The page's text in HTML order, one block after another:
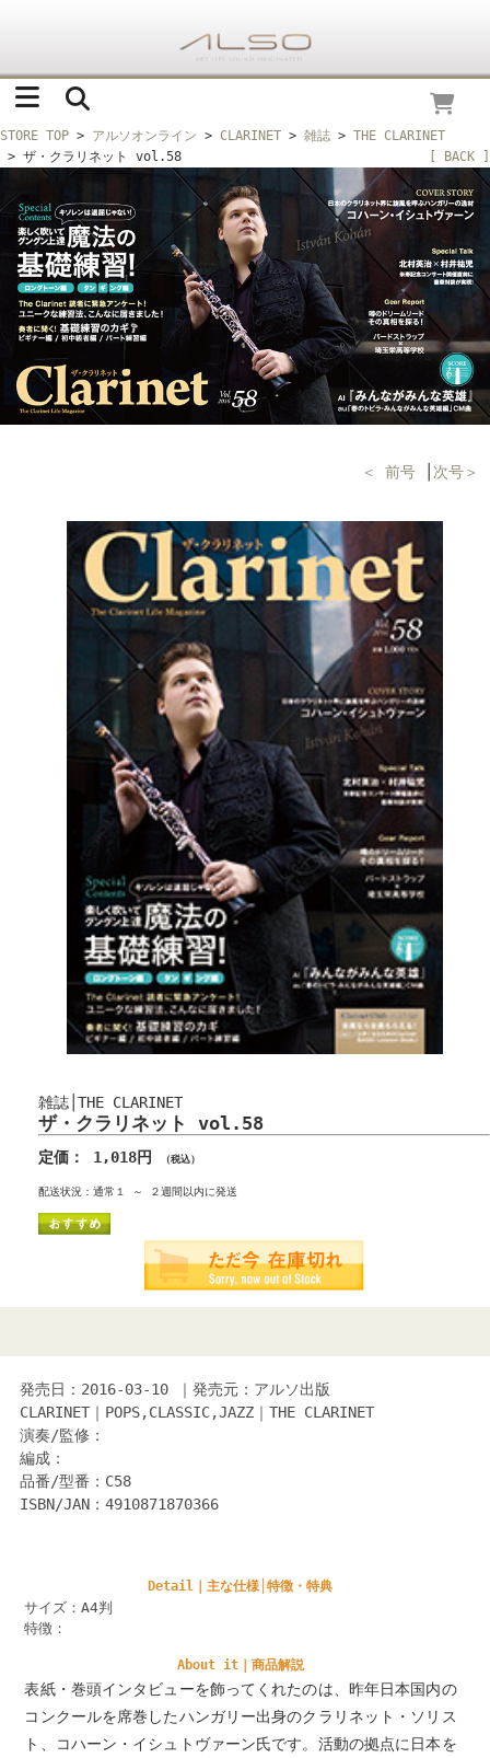
STORE TOP > アルソオンライン > CLARINET > 雑誌 > THE CLARINET
> ザ・クラリネット vol.58
[ BACK ]
＜ 前号 次号＞
雑誌│THE CLARINET
ザ・クラリネット vol.58
定価： 1,018円 （税込）
配送状況：通常１ ～ ２週間以内に発送
発売日：2016-03-10 ｜発売元：アルソ出版
CLARINET｜POPS,CLASSIC,JAZZ｜THE CLARINET
演奏/監修：
編成：
品番/型番：C58
ISBN/JAN：4910871870366
Detail｜主な仕様│特徴・特典
サイズ：A4判
特徴：
About it｜商品解説
表紙・巻頭インタビューを飾ってくれたのは、昨年日本国内の
コンクールを席巻したハンガリー出身のクラリネット・ソリス
ト、コハーン・イシュトヴァーン氏です。活動の拠点に日本を